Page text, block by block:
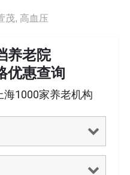
茂, 高血压
养老院
优惠查询
海1000家养老机构